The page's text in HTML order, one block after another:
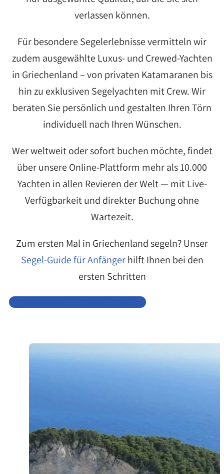
verlassen können.
Für besondere Segelerlebnisse vermitteln wir
zudem ausgewählte Luxus- und Crewed-Yachten
in Griechenland – von privaten Katamaranen bis
hin zu exklusiven Segelyachten mit Crew. Wir
beraten Sie persönlich und gestalten Ihren Törn
individuell nach Ihren Wünschen.
Wer weltweit oder sofort buchen möchte, findet
über unsere Online-Plattform mehr als 10.000
Yachten in allen Revieren der Welt — mit Live-
Verfügbarkeit und direkter Buchung ohne
Wartezeit.
Zum ersten Mal in Griechenland segeln? Unser
Segel-Guide für Anfängerhilft Ihnen bei den
ersten Schritten
Zu unseren Yachtcharter-Angeboten